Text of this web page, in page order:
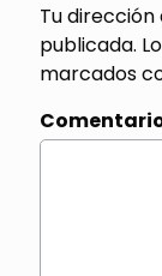
Tu
publicada.
marcados